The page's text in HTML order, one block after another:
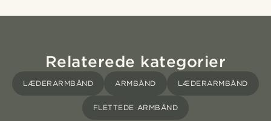
Relaterede kategorier
LÆDERARMBÅND ARMBÅND LÆDERARMBÅND
FLETTEDE ARMBÅND